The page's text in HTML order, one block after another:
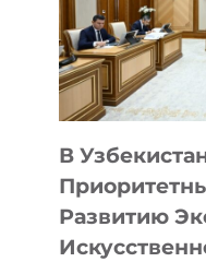
В
Развитию